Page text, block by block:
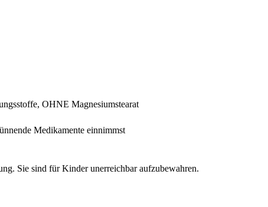
OHNE Magnesiumstearat
Medikamente einnimmst
Sie sind für Kinder unerreichbar aufzubewahren.